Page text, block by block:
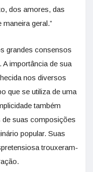
dos amores, das
geral.”
grandes consensos
A importância de sua
nos diversos
que se utiliza de uma
também
de suas composições
popular. Suas
trouxeram-